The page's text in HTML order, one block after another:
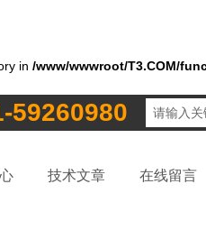
in /www/wwwroot/T3.COM/
59260980
技术文章 在线留言